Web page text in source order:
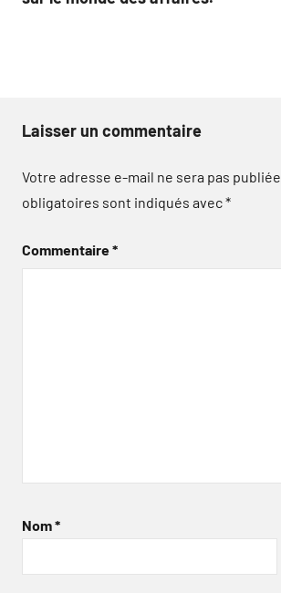
Laisser un commentaire
Votre adresse e-mail ne sera pas publiée.
obligatoires sont indiqués avec*
Commentaire*
Nom*